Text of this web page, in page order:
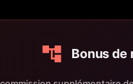
Bonus de